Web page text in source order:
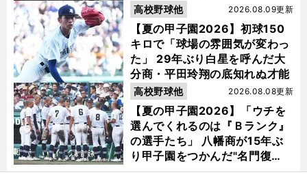
【夏の甲子園2026】初球150
キロで「球場の雰囲気が変わっ
た」 29年ぶり白星を呼んだ大
分商・平田玲翔の底知れぬ才能
2026.08.09更新
高校野球他
【夏の甲子園2026】「ウチを
選んでくれるのは『Ｂランク』
の選手たち」 八幡商が15年ぶ
り甲子園をつかんだ"名門復
活"の舞台裏
2026.08.08更新
高校野球他